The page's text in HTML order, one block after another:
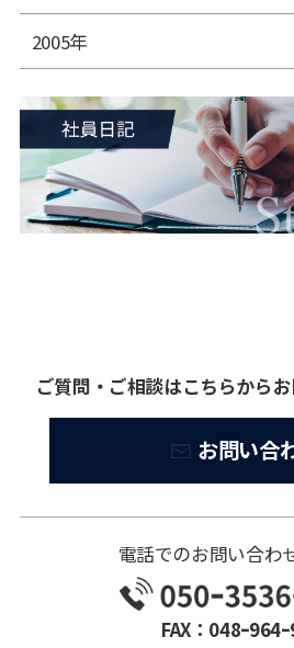
2005年
ご質問・ご相談はこちらから
お問い合
電話でのお問い合わ
FAX：048ｰ964